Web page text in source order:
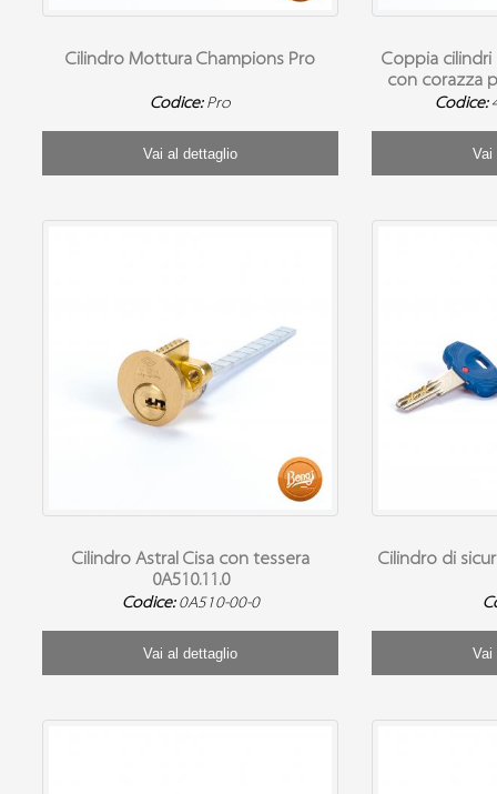
Cilindro Mottura Champions Pro
Codice: Pro
Vai al dettaglio
Coppia cilindri
con corazza
Codice:
Vai
Cilindro Astral Cisa con tessera
0A510.11.0
Codice: 0A510-00-0
Vai al dettaglio
Cilindro di
Vai